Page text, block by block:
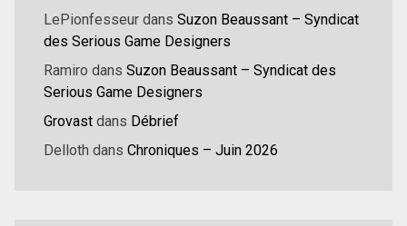
LePionfesseur dans Suzon Beaussant – Syndicat
des Serious Game Designers
Ramiro dans Suzon Beaussant – Syndicat des
Serious Game Designers
Grovast dans Débrief
Delloth dans Chroniques – Juin 2026